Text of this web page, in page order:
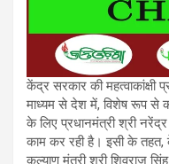
केंद्र सरकार की
माध्यम से देश में, विशेष रूप से
के लिए प्रधानमंत्री श्री
काम कर रही है। इसी के तहत,
कल्याण मंत्री श्री शिवराज